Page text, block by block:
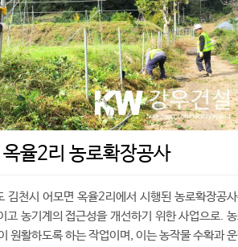
율2리 농로확장공사
천시 어모면 옥율2리에서 시행된 농로확장공
고 농기계의 접근성을 개선하기 위한 사업으로.
원활하도록 하는 작업이며, 이는 농작물 수확과